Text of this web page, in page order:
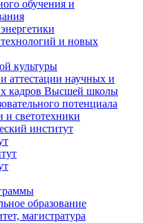
обучения и
и новых
культуры
аттестации научных и
кадров Высшей школы
потенциала
и светотехники
институт
образование
магистратура